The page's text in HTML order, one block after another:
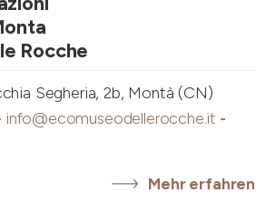
Rocche
Segheria, 2b, Montà (CN)
info@ecomuseodellerocche.it -
Mehr erfahren